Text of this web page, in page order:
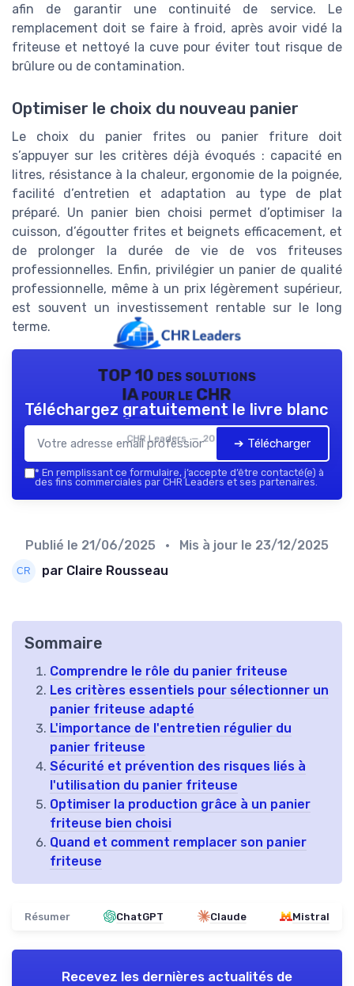
afin de garantir une continuité de service. Le
remplacement doit se faire à froid, après avoir vidé la
friteuse et nettoyé la cuve pour éviter tout risque de
brûlure ou de contamination.
Optimiser le choix du nouveau panier
Le choix du panier frites ou panier friture doit
s’appuyer sur les critères déjà évoqués : capacité en
litres, résistance à la chaleur, ergonomie de la poignée,
facilité d’entretien et adaptation au type de plat
préparé. Un panier bien choisi permet d’optimiser la
cuisson, d’égoutter frites et beignets efficacement, et
de prolonger la durée de vie de vos friteuses
professionnelles. Enfin, privilégier un panier de qualité
professionnelle, même à un prix légèrement supérieur,
est souvent un investissement rentable sur le long
terme.
TOP 10 des solutions
IA pour le CHR
CHR Leaders — 2026
Téléchargez gratuitement le livre blanc
➔ Télécharger
* En remplissant ce formulaire, j’accepte d’être contacté(e) à
des fins commerciales par CHR Leaders et ses partenaires.
Publié le 21/06/2025 • Mis à jour le 23/12/2025
par Claire Rousseau
Sommaire
Comprendre le rôle du panier friteuse
Les critères essentiels pour sélectionner un
panier friteuse adapté
L'importance de l'entretien régulier du
panier friteuse
Sécurité et prévention des risques liés à
l'utilisation du panier friteuse
Optimiser la production grâce à un panier
friteuse bien choisi
Quand et comment remplacer son panier
friteuse
Résumer ChatGPT Claude Mistral
Recevez les dernières actualités de